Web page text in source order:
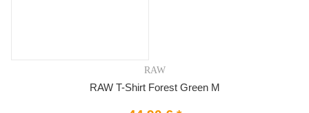
RAW
RAW T-Shirt Forest Green M